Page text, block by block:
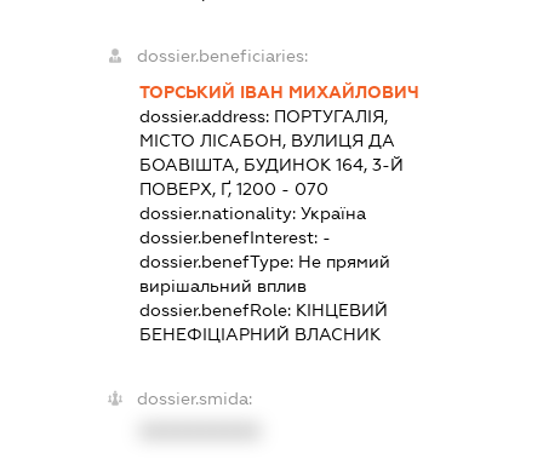
dossier.beneficiaries:
ТОРСЬКИЙ ІВАН МИХАЙЛОВИЧ
dossier.address: ПОРТУГАЛІЯ,
МІСТО ЛІСАБОН, ВУЛИЦЯ ДА
БОАВІШТА, БУДИНОК 164, 3-Й
ПОВЕРХ, Ґ, 1200 - 070
dossier.nationality:Україна
dossier.benefInterest: -
dossier.benefType: Не прямий
вирішальний вплив
dossier.benefRole: КІНЦЕВИЙ
БЕНЕФІЦІАРНИЙ ВЛАСНИК
dossier.smida: